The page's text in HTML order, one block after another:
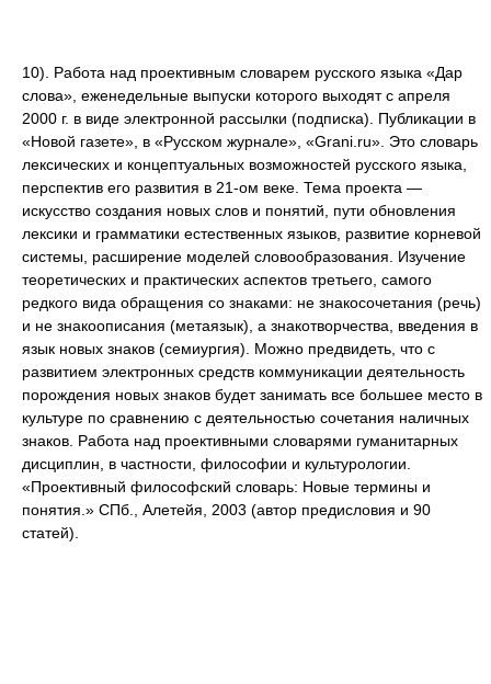
10). Работа над проективным словарем русского языка «Дар
слова», еженедельные выпуски которого выходят с апреля
2000 г. в виде электронной рассылки (подписка). Публикации в
«Новой газете», в «Русском журнале», «Grani.ru». Это словарь
лексических и концептуальных возможностей русского языка,
перспектив его развития в 21-ом веке. Тема проекта —
искусство создания новых слов и понятий, пути обновления
лексики и грамматики естественных языков, развитие корневой
системы, расширение моделей словообразования. Изучение
теоретических и практических аспектов третьего, самого
редкого вида обращения со знаками: не знакосочетания (речь)
и не знакоописания (метаязык), а знакотворчества, введения в
язык новых знаков (семиургия). Можно предвидеть, что с
развитием электронных средств коммуникации деятельность
порождения новых знаков будет занимать все большее место в
культуре по сравнению с деятельностью сочетания наличных
знаков. Работа над проективными словарями гуманитарных
дисциплин, в частности, философии и культурологии.
«Проективный философский словарь: Новые термины и
понятия.» СПб., Алетейя, 2003 (автор предисловия и 90
статей).